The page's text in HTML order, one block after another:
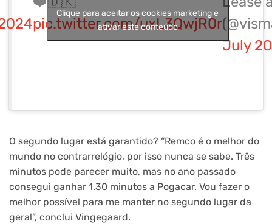
pic.twitter.com/uxL3QwjR0r
July
Clique para aceitar os cookies marketing e
ativar este conteúdo
O segundo lugar está garantido? “Remco é o melhor do
mundo no contrarrelógio, por isso nunca se sabe. Três
minutos pode parecer muito, mas no ano passado
consegui ganhar 1.30 minutos a Pogacar. Vou fazer o
melhor possível para me manter no segundo lugar da
geral”, conclui Vingegaard.